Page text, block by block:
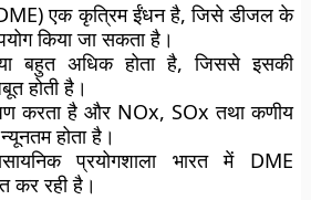
एक कृत्रिम ईंधन है, जिसे डीजल के
किया जा सकता है।
बहुत अधिक होता है, जिससे इसकी
होती है।
करता है और NOx, SOx तथा कणीय
होता है।
प्रयोगशाला भारत में DME
कर रही है।